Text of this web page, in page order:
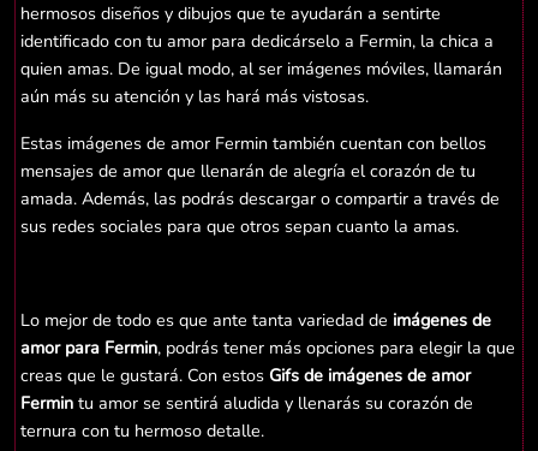
hermosos diseños y dibujos que te ayudarán a sentirte
identificado con tu amor para dedicárselo a Fermin, la chica a
quien amas. De igual modo, al ser imágenes móviles, llamarán
aún más su atención y las hará más vistosas.
Estas imágenes de amor Fermin también cuentan con bellos
mensajes de amor que llenarán de alegría el corazón de tu
amada. Además, las podrás descargar o compartir a través de
sus redes sociales para que otros sepan cuanto la amas.
Lo mejor de todo es que ante tanta variedad de imágenes de
amor para Fermin, podrás tener más opciones para elegir la que
creas que le gustará. Con estos Gifs de imágenes de amor
Fermin tu amor se sentirá aludida y llenarás su corazón de
ternura con tu hermoso detalle.